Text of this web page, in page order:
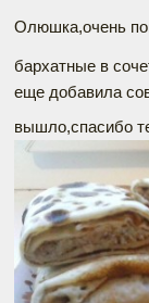
Олюшка,очень
бархатные в
еще добавила
вышло,спасибо